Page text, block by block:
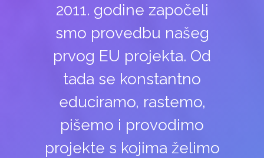
2011. godine započeli
smo provedbu našeg
prvog EU projekta. Od
tada se konstantno
educiramo, rastemo,
pišemo i provodimo
projekte s kojima želimo